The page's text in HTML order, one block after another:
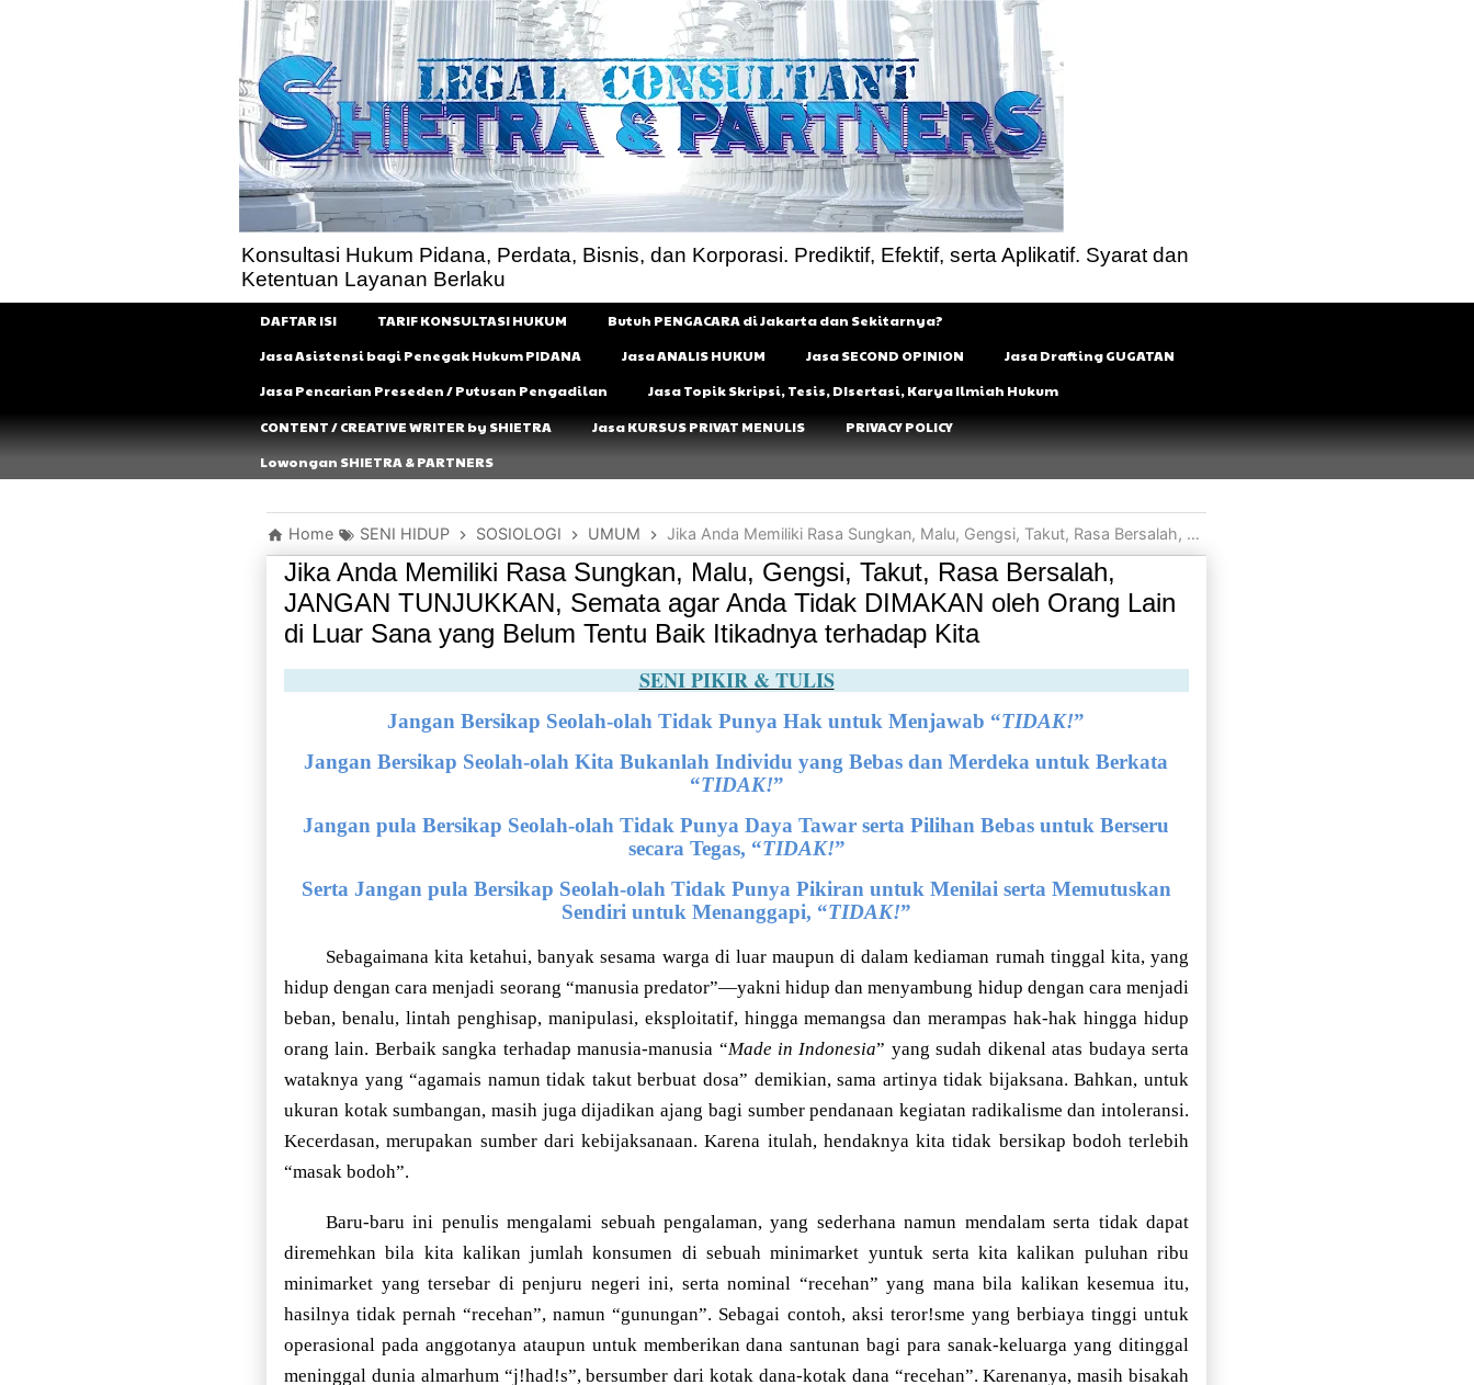
Konsultasi Hukum Pidana, Perdata, Bisnis, dan Korporasi. Prediktif, Efektif, serta Aplikatif. Syarat dan
Ketentuan Layanan Berlaku
DAFTAR ISI TARIF KONSULTASI HUKUM Butuh PENGACARA di Jakarta dan Sekitarnya?
Jasa Asistensi bagi Penegak Hukum PIDANA Jasa ANALIS HUKUM Jasa SECOND OPINION Jasa Drafting GUGATAN
Jasa Pencarian Preseden / Putusan Pengadilan Jasa Topik Skripsi, Tesis, DIsertasi, Karya Ilmiah Hukum
CONTENT / CREATIVE WRITER by SHIETRA Jasa KURSUS PRIVAT MENULIS PRIVACY POLICY
Lowongan SHIETRA & PARTNERS
Home SENI HIDUP SOSIOLOGI UMUM Jika Anda Memiliki Rasa Sungkan, Malu, Gengsi, Takut, Rasa Bersalah, JANGAN TUNJUKKAN, Semata agar Anda Tidak DIMAKAN oleh Orang Lain di Luar Sana yang Belum Tentu Baik Itikadnya terhadap Kita
Jika Anda Memiliki Rasa Sungkan, Malu, Gengsi, Takut, Rasa Bersalah,
JANGAN TUNJUKKAN, Semata agar Anda Tidak DIMAKAN oleh Orang Lain
di Luar Sana yang Belum Tentu Baik Itikadnya terhadap Kita
SENI PIKIR & TULIS
Jangan Bersikap Seolah-olah Tidak Punya Hak untuk Menjawab “TIDAK!”
Jangan Bersikap Seolah-olah Kita Bukanlah Individu yang Bebas dan Merdeka untuk Berkata
“TIDAK!”
Jangan pula Bersikap Seolah-olah Tidak Punya Daya Tawar serta Pilihan Bebas untuk Berseru
secara Tegas, “TIDAK!”
Serta Jangan pula Bersikap Seolah-olah Tidak Punya Pikiran untuk Menilai serta Memutuskan
Sendiri untuk Menanggapi, “TIDAK!”
Sebagaimana kita ketahui, banyak sesama warga di luar maupun di dalam kediaman rumah tinggal kita, yang
hidup dengan cara menjadi seorang “manusia predator”—yakni hidup dan menyambung hidup dengan cara menjadi
beban, benalu, lintah penghisap, manipulasi, eksploitatif, hingga memangsa dan merampas hak-hak hingga hidup
orang lain. Berbaik sangka terhadap manusia-manusia “Made in Indonesia” yang sudah dikenal atas budaya serta
wataknya yang “agamais namun tidak takut berbuat dosa” demikian, sama artinya tidak bijaksana. Bahkan, untuk
ukuran kotak sumbangan, masih juga dijadikan ajang bagi sumber pendanaan kegiatan radikalisme dan intoleransi.
Kecerdasan, merupakan sumber dari kebijaksanaan. Karena itulah, hendaknya kita tidak bersikap bodoh terlebih
“masak bodoh”.
Baru-baru ini penulis mengalami sebuah pengalaman, yang sederhana namun mendalam serta tidak dapat
diremehkan bila kita kalikan jumlah konsumen di sebuah minimarket yuntuk serta kita kalikan puluhan ribu
minimarket yang tersebar di penjuru negeri ini, serta nominal “recehan” yang mana bila kalikan kesemua itu,
hasilnya tidak pernah “recehan”, namun “gunungan”. Sebagai contoh, aksi teror!sme yang berbiaya tinggi untuk
operasional pada anggotanya ataupun untuk memberikan dana santunan bagi para sanak-keluarga yang ditinggal
meninggal dunia almarhum “j!had!s”, bersumber dari kotak dana-kotak dana “recehan”. Karenanya, masih bisakah